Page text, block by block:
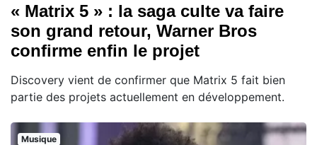
« Matrix 5 » : la saga culte va faire
son grand retour, Warner Bros
confirme enfin le projet
Discovery vient de confirmer que Matrix 5 fait bien
partie des projets actuellement en développement.
Musique